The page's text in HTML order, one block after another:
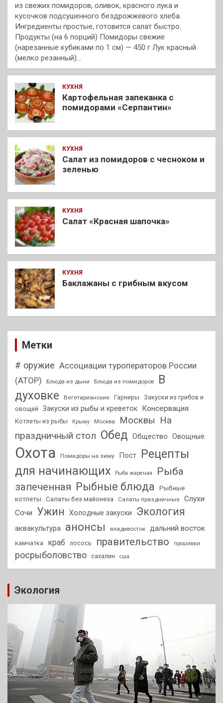
из свежих помидоров, оливок, красного лука и
кусочков подсушенного бездрожжевого хлеба.
Ингредиенты простые, готовится салат быстро.
Продукты (на 6 порций) Помидоры свежие
(нарезанные кубиками по 1 см) — 450 г Лук красный
(мелко резанный)…
КУХНЯ
Картофельная запеканка с
помидорами «Серпантин»
КУХНЯ
Салат из помидоров с чесноком и
зеленью
КУХНЯ
Салат «Красная шапочка»
КУХНЯ
Баклажаны с грибным вкусом
Метки
# оружие Ассоциации туроператоров России
(АТОР)
Блюда из дыни Блюда из помидоров
В
духовке
Вегетарианские Гарниры
Закуски из грибов и
овощей
Закуски из рыбы и креветок Консервация
Котлеты из рыбы Крыму Москва Москвы На
праздничный стол Обед Общество Овощные
Охота Помидоры на зиму Пост
Рецепты
для начинающих
Рыба жареная
Рыба
запеченная Рыбные блюда
Рыбные
котлеты
Салаты без майонеза Салаты праздничные
Слухи
Сочи
Ужин Холодные закуски Экология
аквакультура анонсы владивосток дальний восток
камчатка краб лосось правительство прошивки
росрыболовство сахалин сша
Экология